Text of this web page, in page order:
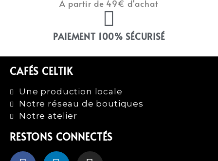
À partir de 49€ d'achat
PAIEMENT 100% SÉCURISÉ
CAFÉS CELTIK
Une production locale
Notre réseau de boutiques
Notre atelier
RESTONS CONNECTÉS